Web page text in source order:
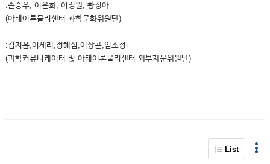
:손승우, 이은희, 이정원, 황정아
(아태이론물리센터 과학문화위원단)
:김지윤,이세리,정혜심,이상곤,임소정
(과학커뮤니케이터 및 아태이론물리센터 외부자문위원단)
List